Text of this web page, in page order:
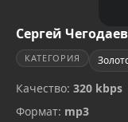
Сергей
КАТЕГОРИЯ
Качество: 320 kbps
Формат: mp3